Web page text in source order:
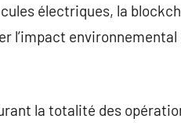
électriques, la
l’impact
la totalité des